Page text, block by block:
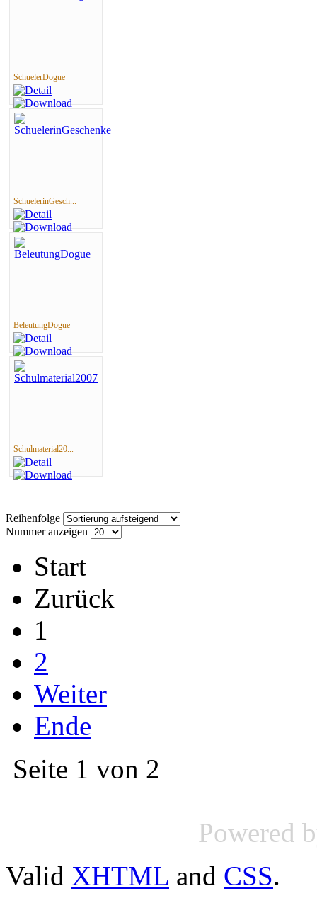
SchuelerDogue
SchuelerinGesch...
BeleutungDogue
Schulmaterial20...
Reihenfolge
Nummer anzeigen
Start
Zurück
1
2
Weiter
Ende
Seite 1 von 2
Powered
Valid XHTML and CSS.